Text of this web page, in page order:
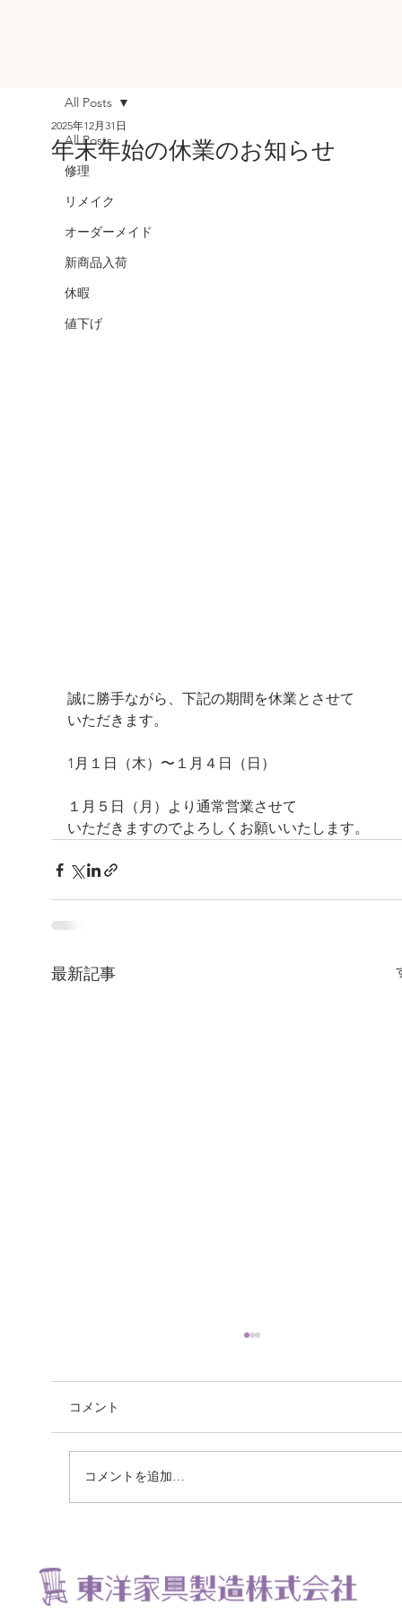
All Posts
修理
リメイク
オーダーメイド
新商品入荷
休暇
値下げ
All Posts
年末年始の休業のお知らせ
2025年12月31日
誠に勝手ながら、下記の期間を休業とさせて
いただきます。
1月１日（木）〜１月４日（日）
１月５日（月）より通常営業させて
いただきますのでよろしくお願いいたします。
最新記事
した。
コメント
コメントを追加…